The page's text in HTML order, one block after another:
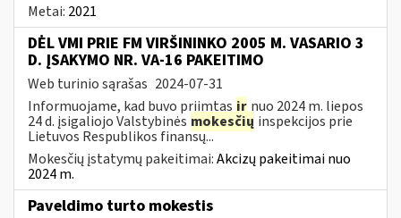
Metai: 2021
DĖL VMI PRIE FM VIRŠININKO 2005 M. VASARIO 3
D. ĮSAKYMO NR. VA-16 PAKEITIMO
Web turinio sąrašas 2024-07-31
Informuojame, kad buvo priimtas ir nuo 2024 m. liepos
24 d. įsigaliojo Valstybinės mokesčių inspekcijos prie
Lietuvos Respublikos finansų...
Mokesčių įstatymų pakeitimai:Akcizų pakeitimai nuo
2024 m.
Paveldimo turto mokestis